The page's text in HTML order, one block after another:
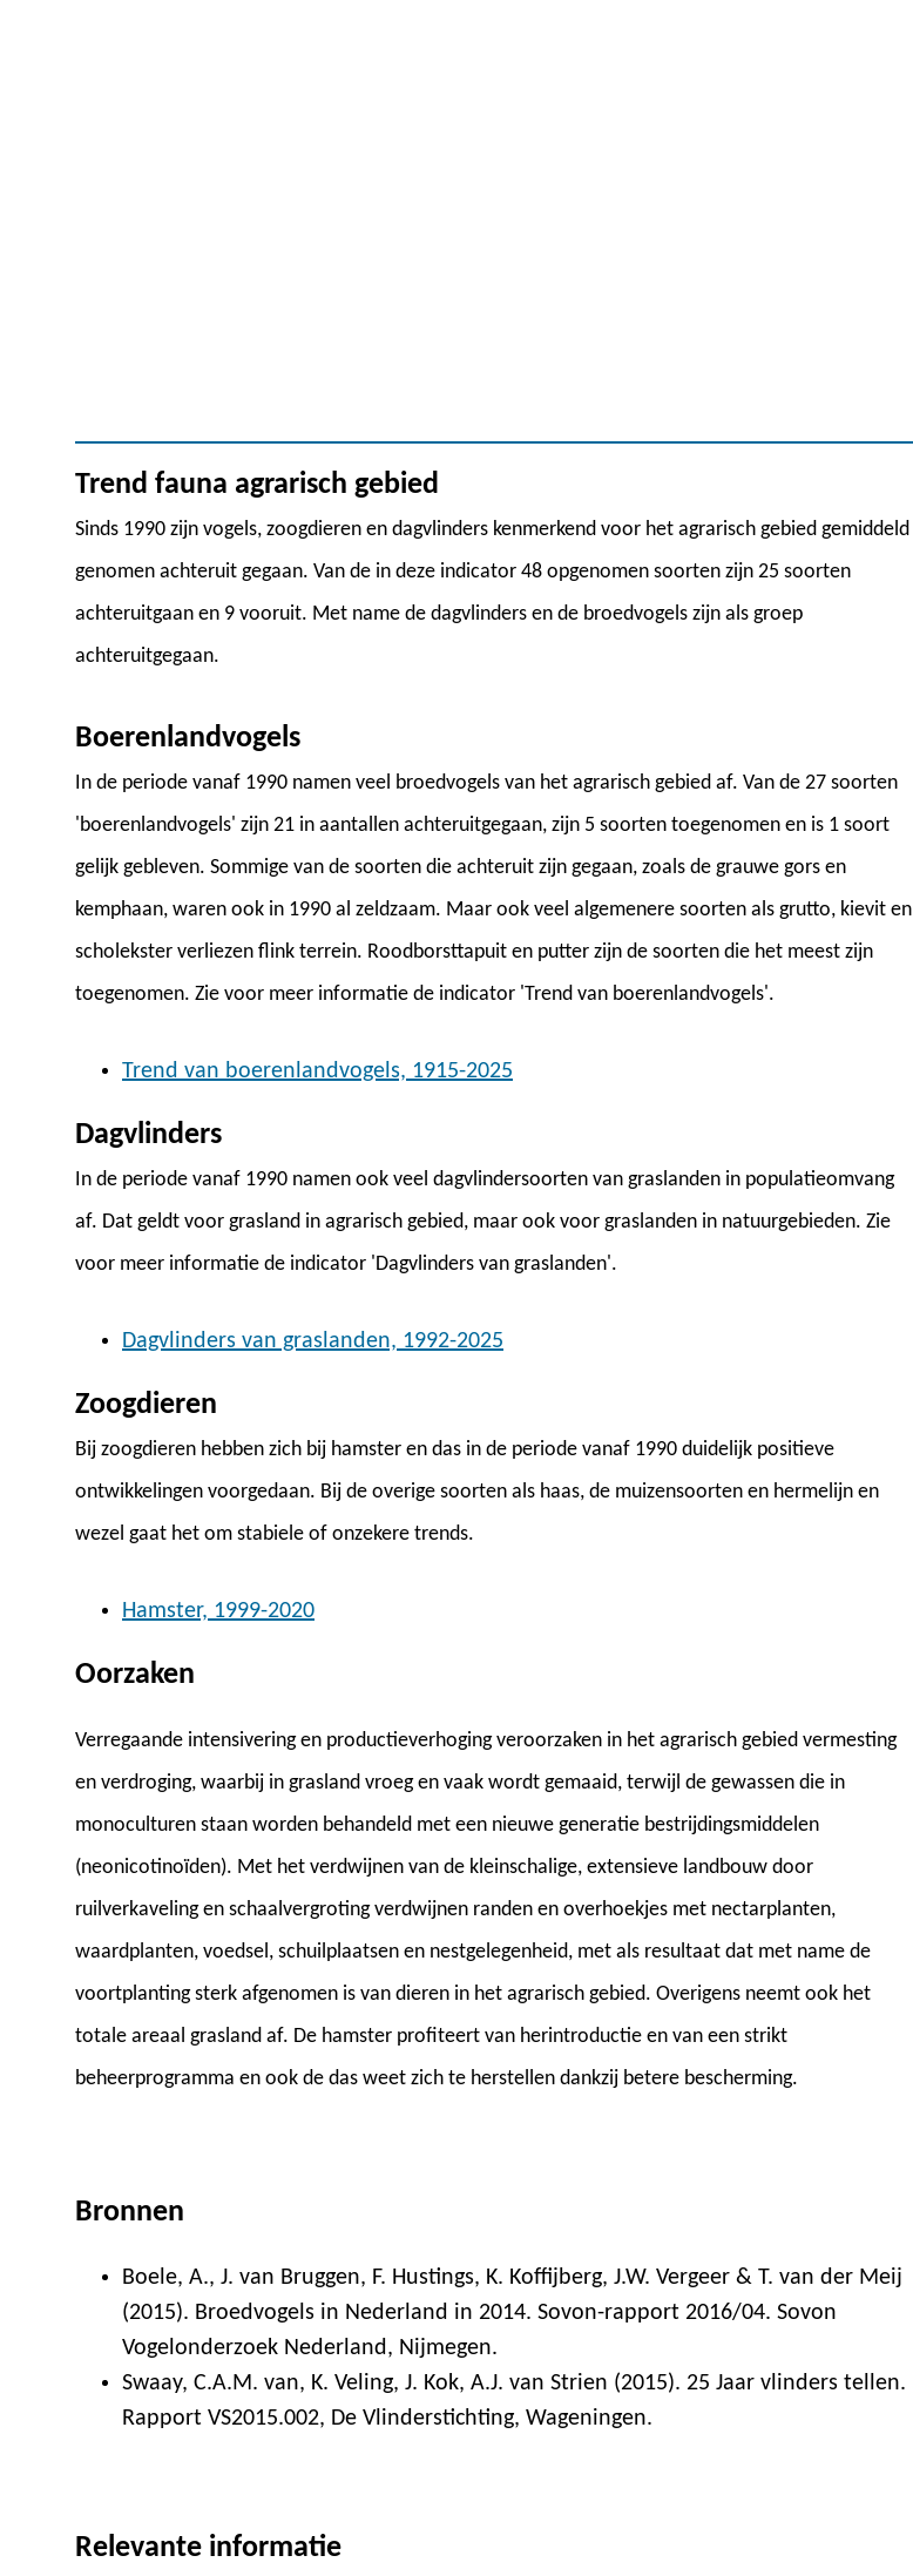
Trend fauna agrarisch gebied
Sinds 1990 zijn vogels, zoogdieren en dagvlinders kenmerkend voor het agrarisch gebied gemiddeld
genomen achteruit gegaan. Van de in deze indicator 48 opgenomen soorten zijn 25 soorten
achteruitgaan en 9 vooruit. Met name de dagvlinders en de broedvogels zijn als groep
achteruitgegaan.
Boerenlandvogels
In de periode vanaf 1990 namen veel broedvogels van het agrarisch gebied af. Van de 27 soorten
'boerenlandvogels' zijn 21 in aantallen achteruitgegaan, zijn 5 soorten toegenomen en is 1 soort
gelijk gebleven. Sommige van de soorten die achteruit zijn gegaan, zoals de grauwe gors en
kemphaan, waren ook in 1990 al zeldzaam. Maar ook veel algemenere soorten als grutto, kievit en
scholekster verliezen flink terrein. Roodborsttapuit en putter zijn de soorten die het meest zijn
toegenomen. Zie voor meer informatie de indicator 'Trend van boerenlandvogels'.
Trend van boerenlandvogels, 1915-2025
Dagvlinders
In de periode vanaf 1990 namen ook veel dagvlindersoorten van graslanden in populatieomvang
af. Dat geldt voor grasland in agrarisch gebied, maar ook voor graslanden in natuurgebieden. Zie
voor meer informatie de indicator 'Dagvlinders van graslanden'.
Dagvlinders van graslanden, 1992-2025
Zoogdieren
Bij zoogdieren hebben zich bij hamster en das in de periode vanaf 1990 duidelijk positieve
ontwikkelingen voorgedaan. Bij de overige soorten als haas, de muizensoorten en hermelijn en
wezel gaat het om stabiele of onzekere trends.
Hamster, 1999-2020
Oorzaken
Verregaande intensivering en productieverhoging veroorzaken in het agrarisch gebied vermesting
en verdroging, waarbij in grasland vroeg en vaak wordt gemaaid, terwijl de gewassen die in
monoculturen staan worden behandeld met een nieuwe generatie bestrijdingsmiddelen
(neonicotinoïden). Met het verdwijnen van de kleinschalige, extensieve landbouw door
ruilverkaveling en schaalvergroting verdwijnen randen en overhoekjes met nectarplanten,
waardplanten, voedsel, schuilplaatsen en nestgelegenheid, met als resultaat dat met name de
voortplanting sterk afgenomen is van dieren in het agrarisch gebied. Overigens neemt ook het
totale areaal grasland af. De hamster profiteert van herintroductie en van een strikt
beheerprogramma en ook de das weet zich te herstellen dankzij betere bescherming.
Bronnen
Boele, A., J. van Bruggen, F. Hustings, K. Koffijberg, J.W. Vergeer & T. van der Meij
(2015). Broedvogels in Nederland in 2014. Sovon-rapport 2016/04. Sovon
Vogelonderzoek Nederland, Nijmegen.
Swaay, C.A.M. van, K. Veling, J. Kok, A.J. van Strien (2015). 25 Jaar vlinders tellen.
Rapport VS2015.002, De Vlinderstichting, Wageningen.
Relevante informatie